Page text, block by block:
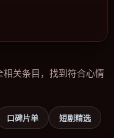
闲观影或类型片补片的选
关条目，找到符合心情
口碑片单 短剧精选